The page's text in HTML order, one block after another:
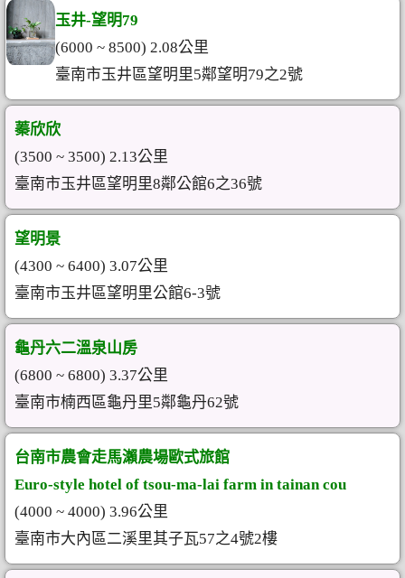
玉井-望明79
(6000 ~ 8500) 2.08公里
臺南市玉井區望明里5鄰望明79之2號
蓁欣欣
(3500 ~ 3500) 2.13公里
臺南市玉井區望明里8鄰公館6之36號
望明景
(4300 ~ 6400) 3.07公里
臺南市玉井區望明里公館6-3號
龜丹六二溫泉山房
(6800 ~ 6800) 3.37公里
臺南市楠西區龜丹里5鄰龜丹62號
台南市農會走馬瀨農場歐式旅館
Euro-style hotel of tsou-ma-lai farm in tainan cou
(4000 ~ 4000) 3.96公里
臺南市大內區二溪里其子瓦57之4號2樓